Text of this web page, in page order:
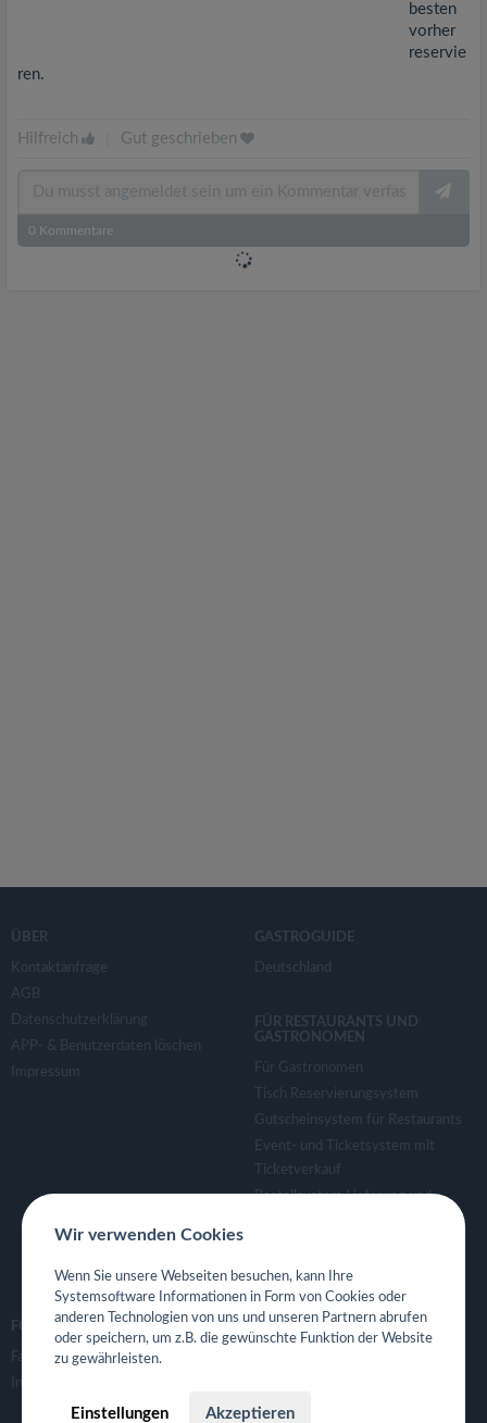
besten
vorher
reservie
ren.
Hilfreich Gut geschrieben
0 Kommentare
ÜBER
Kontaktanfrage
AGB
Datenschutzerklärung
APP- & Benutzerdaten löschen
Impressum
GASTROGUIDE
Deutschland
FÜR RESTAURANTS UND
GASTRONOMEN
Für Gastronomen
Tisch Reservierungsystem
Gutscheinsystem für Restaurants
Event- und Ticketsystem mit
Ticketverkauf
Bestellsystem Lieferung und
Eigene App für Restaurant
FOLGE UNS
Facebook
Instagram
Wir verwenden Cookies
Wenn Sie unsere Webseiten besuchen, kann Ihre
Systemsoftware Informationen in Form von Cookies oder
anderen Technologien von uns und unseren Partnern abrufen
oder speichern, um z.B. die gewünschte Funktion der Website
zu gewährleisten.
Einstellungen Akzeptieren